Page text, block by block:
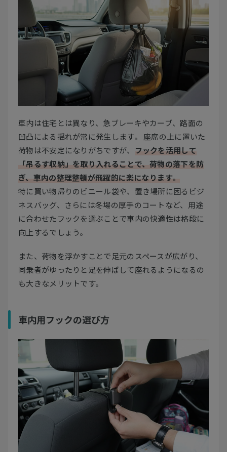
車内は住宅とは異なり、急ブレーキやカーブ、路面の
凹凸による揺れが常に発生します。 座席の上に置いた
荷物は不安定になりがちですが、
フックを活用して
「吊るす収納」を取り入れることで、荷物の落下を防
ぎ、車内の整理整頓が飛躍的に楽になります。
特に買い物帰りのビニール袋や、置き場所に困るビジ
ネスバッグ、さらには冬場の厚手のコートなど、用途
に合わせたフックを選ぶことで車内の快適性は格段に
向上するでしょう。
また、荷物を浮かすことで足元のスペースが広がり、
同乗者がゆったりと足を伸ばして座れるようになるの
も大きなメリットです。
車内用フックの選び方